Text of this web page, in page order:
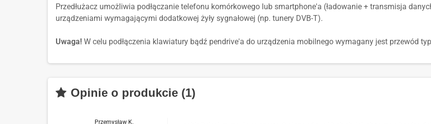
Przedłużacz umożliwia podłączanie telefonu komórkowego lub smartphone'a (ładowanie + transmisja
urządzeniami wymagającymi dodatkowej żyły sygnałowej (np. tunery DVB-T).
Uwaga! W celu podłączenia klawiatury bądź pendrive'a do urządzenia mobilnego wymagany jest przewód
Opinie o produkcie (1)
Przemysław K.